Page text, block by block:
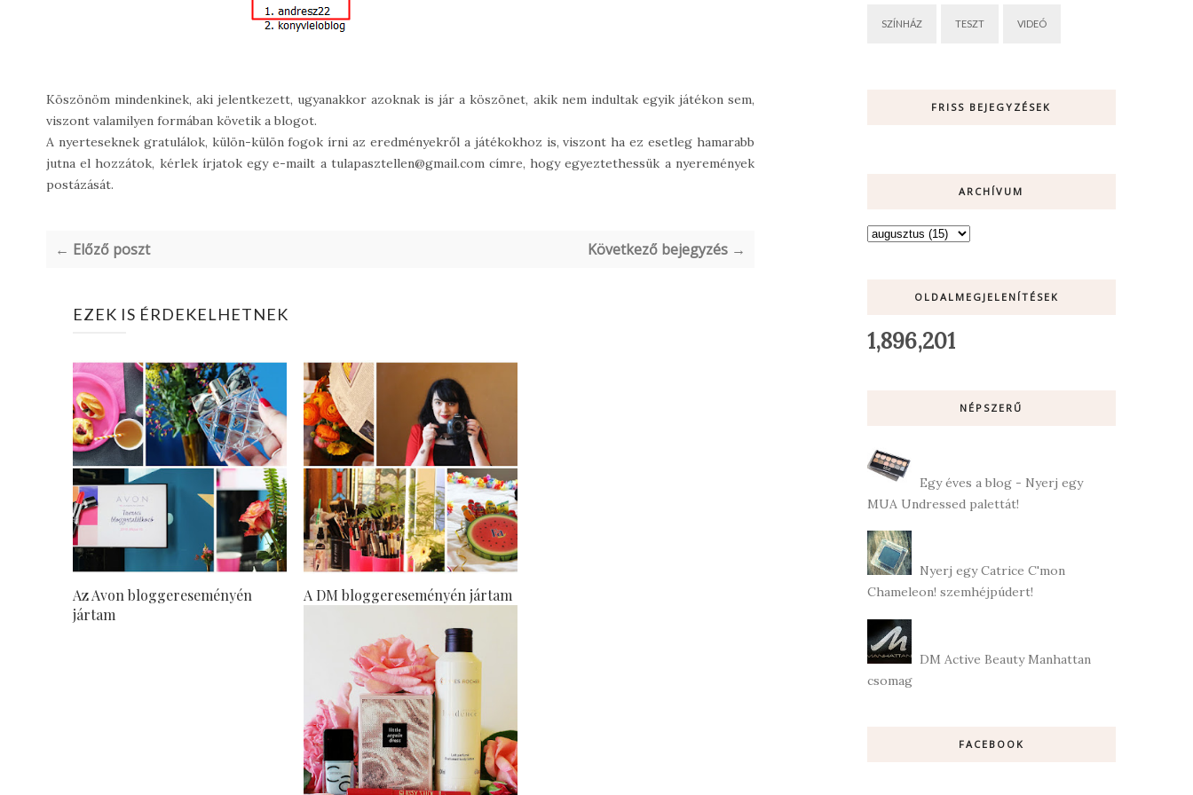
Köszönöm mindenkinek, aki jelentkezett, ugyanakkor azoknak is jár a köszönet, akik nem indultak egyik játékon sem,
viszont valamilyen formában követik a blogot.
A nyerteseknek gratulálok, külön-külön fogok írni az eredményekről a játékokhoz is, viszont ha ez esetleg hamarabb
jutna el hozzátok, kérlek írjatok egy e-mailt a tulapasztellen@gmail.com címre, hogy egyeztethessük a nyeremények
postázását.
← Előző poszt Következő bejegyzés →
EZEK IS ÉRDEKELHETNEK
Az Avon bloggereseményén
jártam
A DM bloggereseményén jártam
SZÍNHÁZ TESZT VIDEÓ
FRISS BEJEGYZÉSEK
ARCHÍVUM
OLDALMEGJELENÍTÉSEK
1,896,201
NÉPSZERŰ
Egy éves a blog - Nyerj egy
MUA Undressed palettát!
Nyerj egy Catrice C'mon
Chameleon! szemhéjpúdert!
DM Active Beauty Manhattan
csomag
FACEBOOK